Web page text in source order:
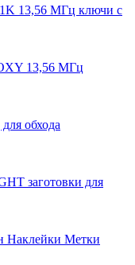
13,56 МГц ключи с
13,56 МГц
обхода
заготовки для
Наклейки Метки